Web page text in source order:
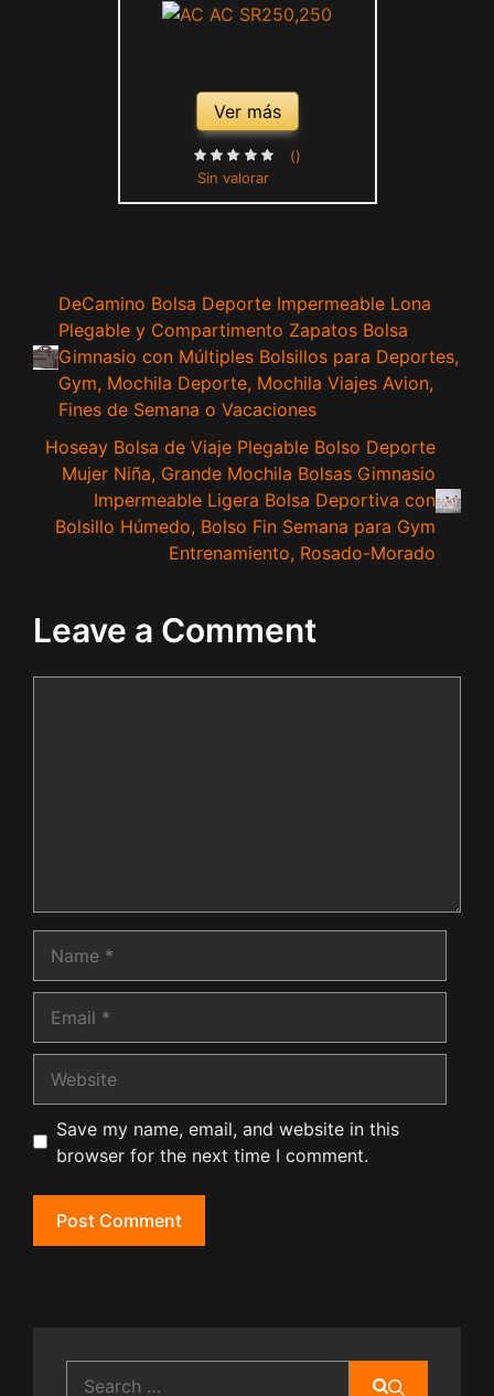
Ver más
Sin valorar
()
DeCamino Bolsa Deporte Impermeable Lona
Plegable y Compartimento Zapatos Bolsa
Gimnasio con Múltiples Bolsillos para Deportes,
Gym, Mochila Deporte, Mochila Viajes Avion,
Fines de Semana o Vacaciones
Hoseay Bolsa de Viaje Plegable Bolso Deporte
Mujer Niña, Grande Mochila Bolsas Gimnasio
Impermeable Ligera Bolsa Deportiva con
Bolsillo Húmedo, Bolso Fin Semana para Gym
Entrenamiento, Rosado-Morado
Leave a Comment
Save my name, email, and website in this
browser for the next time I comment.